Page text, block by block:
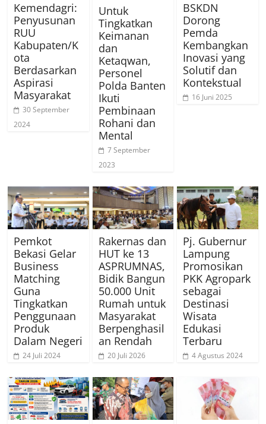
Kemendagri:
Penyusunan
RUU
Kabupaten/K
ota
Berdasarkan
Aspirasi
Masyarakat
30 September
2024
Untuk
Tingkatkan
Keimanan
dan
Ketaqwan,
Personel
Polda Banten
Ikuti
Pembinaan
Rohani dan
Mental
7 September
2023
BSKDN
Dorong
Pemda
Kembangkan
Inovasi yang
Solutif dan
Kontekstual
16 Juni 2025
Pemkot
Bekasi Gelar
Business
Matching
Guna
Tingkatkan
Penggunaan
Produk
Dalam Negeri
24 Juli 2024
Rakernas dan
HUT ke 13
ASPRUMNAS,
Bidik Bangun
50.000 Unit
Rumah untuk
Masyarakat
Berpenghasil
an Rendah
20 Juli 2026
Pj. Gubernur
Lampung
Promosikan
PKK Agropark
sebagai
Destinasi
Wisata
Edukasi
Terbaru
4 Agustus 2024